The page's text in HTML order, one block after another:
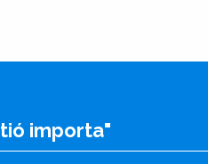
importa"